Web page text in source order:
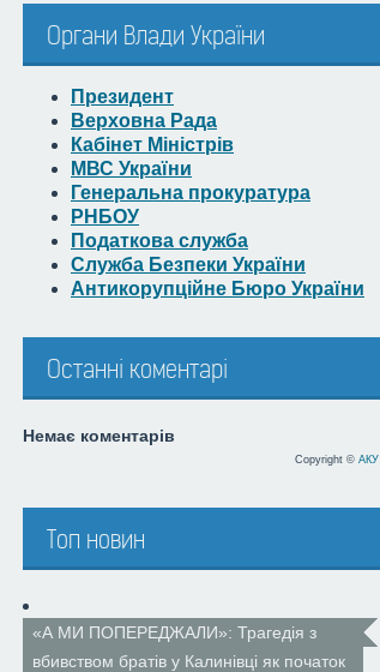
Органи Влади України
Президент
Верховна Рада
Кабінет Міністрів
МВС України
Генеральна прокуратура
РНБОУ
Податкова служба
Служба Безпеки України
Антикорупційне Бюро України
Останні коментарі
Немає коментарів
Copyright © АКУ
Топ новин
«А МИ ПОПЕРЕДЖАЛИ»: Трагедія з
вбивством братів у Калинівці як початок